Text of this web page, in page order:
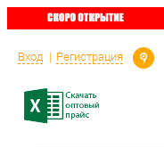
Вход Регистрация
Определение